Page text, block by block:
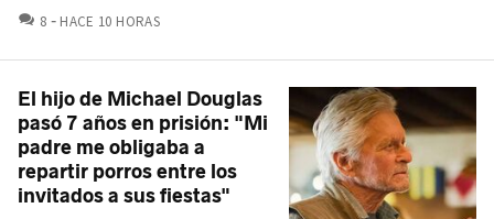
8 COMENTARIOS
HACE 10 HORAS
El hijo de Michael Douglas
pasó 7 años en prisión: "Mi
padre me obligaba a
repartir porros entre los
invitados a sus fiestas"